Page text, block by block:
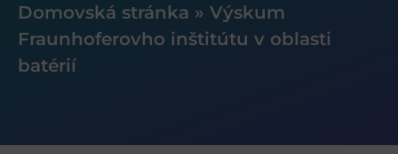
Domovská stránka » Výskum
Fraunhoferovho inštitútu v oblasti
batérií